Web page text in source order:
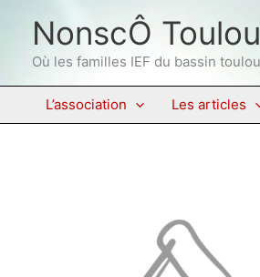
contenu
NonscÔ
Où les familles IEF du bassin
L’association Les articles